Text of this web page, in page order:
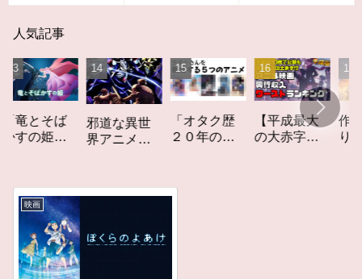
人気記事
そば
姫」
邪道な異世
界アニメ
ビュー
「オタク歴
２０年の私
メ」アニメ
のアニメ
【平成最大
の大赤字】
作家性の
りかす「
映画